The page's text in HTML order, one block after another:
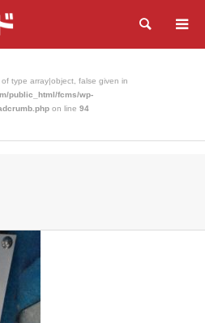
検索
type array|object, false given in
public_html/fcms/wp-
on line 94